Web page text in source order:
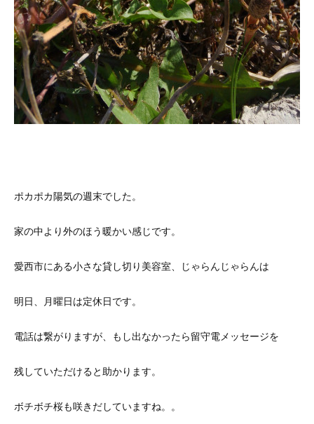
ポカポカ陽気の週末でした。
家の中より外のほう暖かい感じです。
愛西市にある小さな貸し切り美容室、じゃらんじゃらんは
明日、月曜日は定休日です。
電話は繋がりますが、もし出なかったら留守電メッセージを
残していただけると助かります。
ボチボチ桜も咲きだしていますね。。